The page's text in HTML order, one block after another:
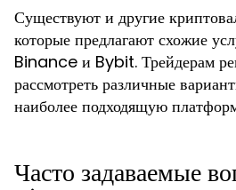
Существуют и другие
которые предлагают схожие
Binance и Bybit. Трейдерам
рассмотреть различные
наиболее подходящую
Часто задаваемые